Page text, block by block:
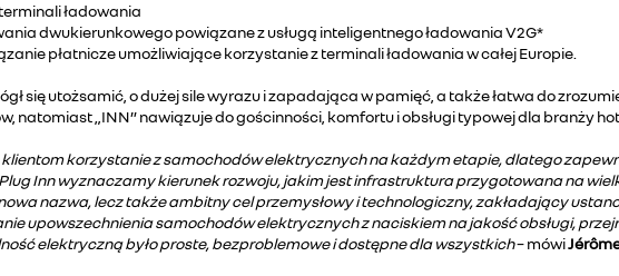
ładowania
dwukierunkowego powiązane z usługą inteligentnego ładowania V2G*
płatnicze umożliwiające korzystanie z terminali ładowania w całej Europie.
się utożsamić, o dużej sile wyrazu i zapadająca w pamięć, a także łatwa do
natomiast „INN” nawiązuje do gościnności, komfortu i obsługi typowej dla branży
korzystanie z samochodów elektrycznych na każdym etapie, dlatego
Inn wyznaczamy kierunek rozwoju, jakim jest infrastruktura przygotowana na
nazwa, lecz także ambitny cel przemysłowy i technologiczny, zakładający
upowszechnienia samochodów elektrycznych z naciskiem na jakość obsługi,
elektryczną było proste, bezproblemowe i dostępne dla wszystkich– mówi